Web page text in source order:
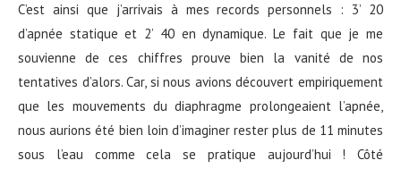
C’est ainsi que j’arrivais à mes records personnels : 3’ 20
d’apnée statique et 2’ 40 en dynamique. Le fait que je me
souvienne de ces chiffres prouve bien la vanité de nos
tentatives d’alors. Car, si nous avions découvert empiriquement
que les mouvements du diaphragme prolongeaient l’apnée,
nous aurions été bien loin d’imaginer rester plus de 11 minutes
sous l’eau comme cela se pratique aujourd’hui ! Côté